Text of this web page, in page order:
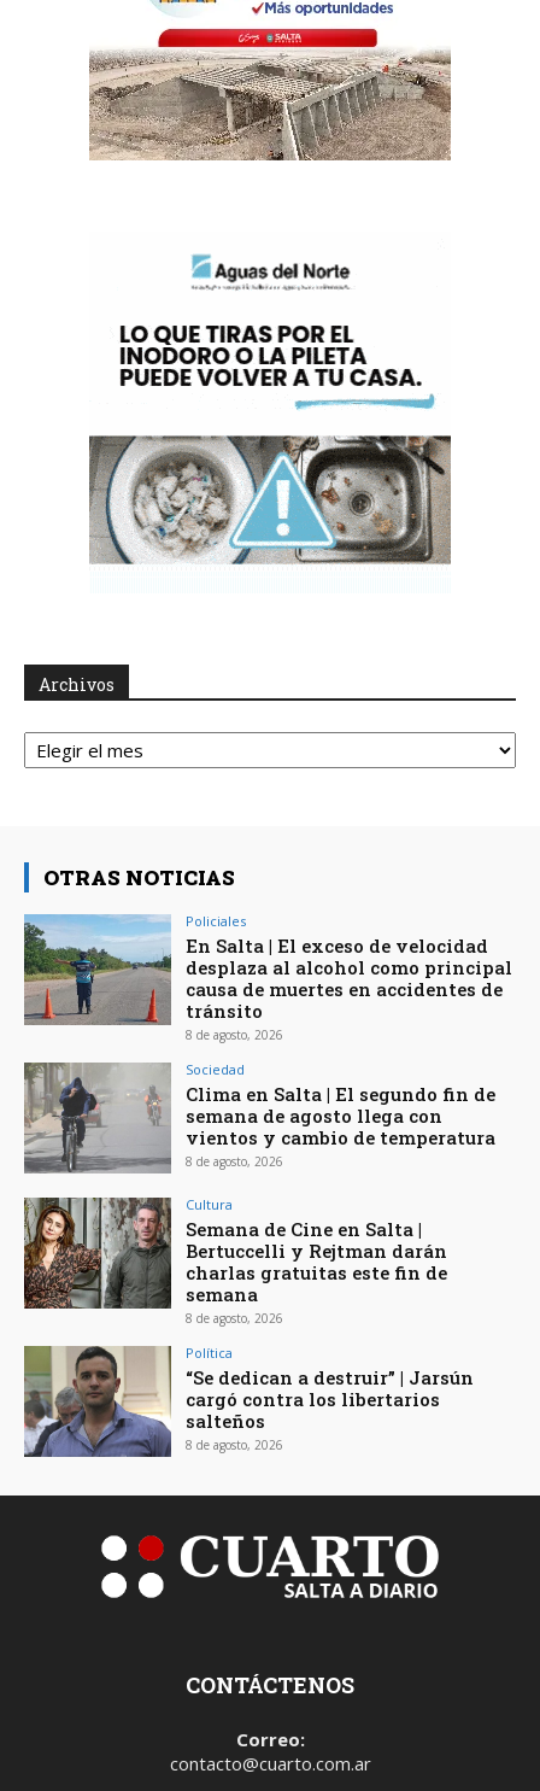
Archivos
Archivos
OTRAS NOTICIAS
Policiales
En Salta | El exceso de velocidad
desplaza al alcohol como principal
causa de muertes en accidentes de
tránsito
8 de agosto, 2026
Sociedad
Clima en Salta | El segundo fin de
semana de agosto llega con
vientos y cambio de temperatura
8 de agosto, 2026
Cultura
Semana de Cine en Salta |
Bertuccelli y Rejtman darán
charlas gratuitas este fin de
semana
8 de agosto, 2026
Política
“Se dedican a destruir” | Jarsún
cargó contra los libertarios
salteños
8 de agosto, 2026
CONTÁCTENOS
Correo:
contacto@cuarto.com.ar